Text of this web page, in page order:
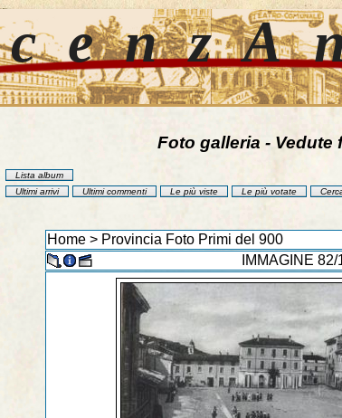
Foto galleria - Vedute
Lista album
Ultimi arrivi
Ultimi commenti Le più viste Le più votate
Home> Provincia Foto Primi del 900
IMMAGINE 82/